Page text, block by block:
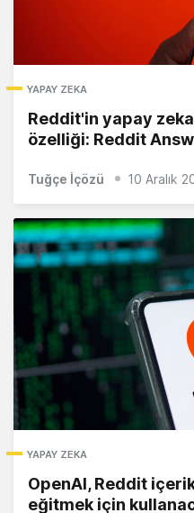
YAPAY ZEKA
Reddit'in yapay
özelliği: Reddit
Tuğçe İçözü 10 Aralık
YAPAY ZEKA
OpenAI, Reddit
eğitmek için